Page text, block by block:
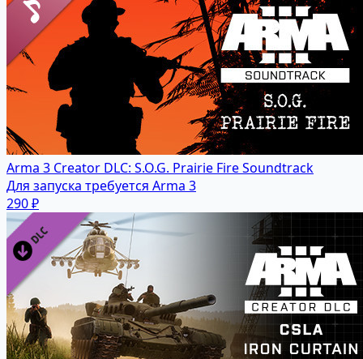
Arma 3 Creator DLC: S.O.G. Prairie Fire Soundtrack
Для запуска требуется Arma 3
290 ₽